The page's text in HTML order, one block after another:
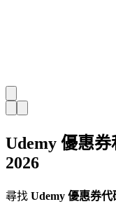
Udemy 優惠
2026
尋找 Udemy 優惠券代